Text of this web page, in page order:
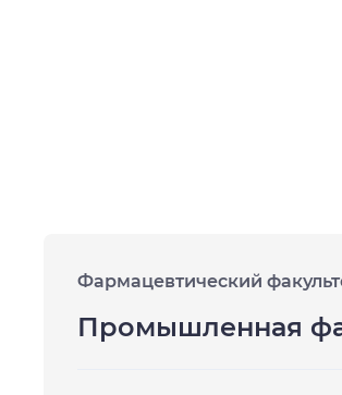
Фармацевтический
Промышленная